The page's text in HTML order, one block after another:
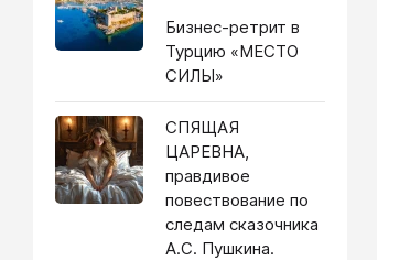
Бизнес-ретрит в
Турцию «МЕСТО
СИЛЫ»
СПЯЩАЯ
ЦАРЕВНА,
правдивое
повествование по
следам сказочника
А.С. Пушкина.